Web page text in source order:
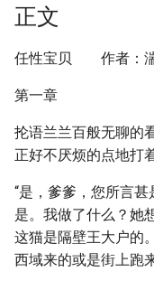
正文
任性宝贝 作者：
第一章
抡语兰兰百般无聊的
正好不厌烦的点地打
“是，爹爹，您所言
是。我做了什么？她
这猫是隔壁王大户的
西域来的或是街上跑